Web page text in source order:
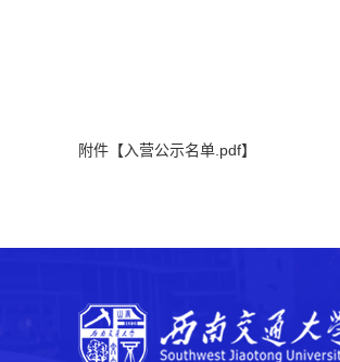
附件【入营公示名单.pdf】